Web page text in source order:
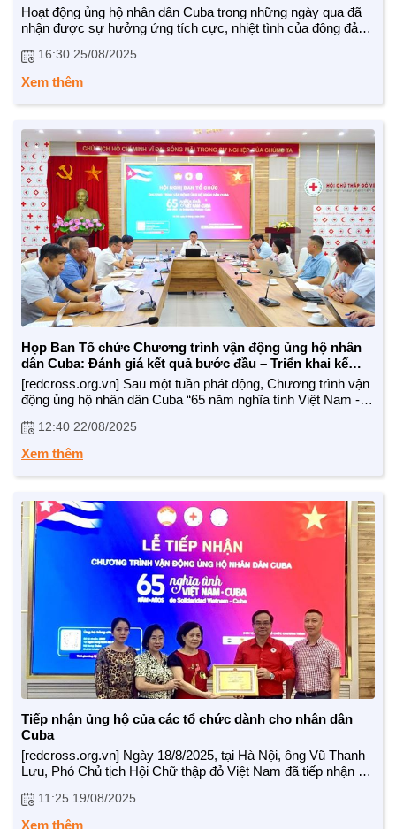
TRÁCH NHIỆM CỘNG ĐỒNG
Doanh nghiệp - Doanh nhân
Mô hình tiêu biểu
Hoạt động ủng hộ nhân dân Cuba trong những ngày qua đã
nhận được sự hưởng ứng tích cực, nhiệt tình của đông đảo
Đại sứ quán Cuba, Hội CTĐ Cuba, cùng các bộ ngành có
liên quan để đảm bảo nguồn vận động ủng hộ được minh
bạch, đến đúng đối tượng, đúng mục tiêu.
Theo dõi chúng tôi:
TTĐT: https://nhandaovtv.vn/
Zalo: https://zalo.me/1765109299729193408
Facebook: https://www.facebook.com/nhandaovtv.v...
Lotus: https://lotus.vn/w/profile/7494874635...
Youtube: https://www.youtube.com/channel/UCdHH...
Trân trọng cảm ơn !
16:30 25/08/2025
Xem thêm
Họp Ban Tổ chức Chương trình vận động ủng hộ nhân
dân Cuba: Đánh giá kết quả bước đầu – Triển khai kế
hoạch giai đoạn tiếp theo
[redcross.org.vn] Sau một tuần phát động, Chương trình vận
động ủng hộ nhân dân Cuba “65 năm nghĩa tình Việt Nam -
hơn 352 tỷ đồng từ hơn 1,7 triệu lượt ủng hộ, vượt mục tiêu
tối thiểu ban đầu. Thành công bước đầu này khẳng định sức
lan tỏa mạnh mẽ của tinh thần đoàn kết quốc tế và nghĩa tình
gắn bó bền chặt giữa nhân dân Việt Nam - Cuba.
12:40 22/08/2025
Xem thêm
Tiếp nhận ủng hộ của các tổ chức dành cho nhân dân
Cuba
[redcross.org.vn] Ngày 18/8/2025, tại Hà Nội, ông Vũ Thanh
Lưu, Phó Chủ tịch Hội Chữ thập đỏ Việt Nam đã tiếp nhận sự
(cũ), Nhóm Đền ơn đáp nghĩa 3 miền và Hội Người cao tuổi
Việt Nam.
11:25 19/08/2025
Xem thêm